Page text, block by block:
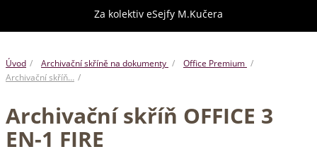
Za kolektiv eSejfy M.Kučera
Úvod Archivační skříně na dokumenty
Office Premium
Archivační skříň…
Archivační skříň OFFICE 3
EN-1 FIRE